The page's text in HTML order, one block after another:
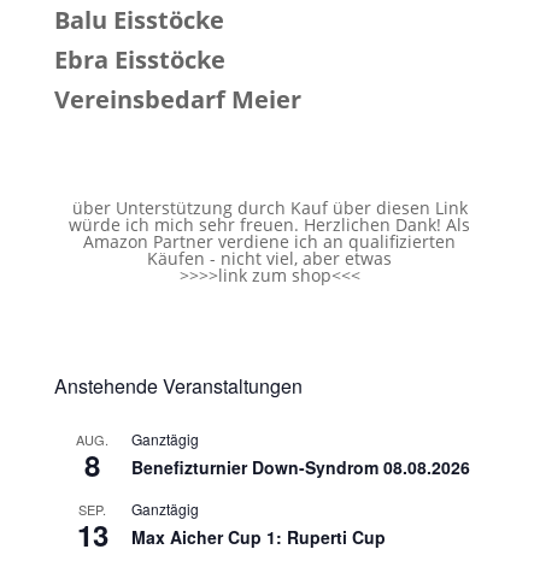
Balu Eisstöcke
Ebra Eisstöcke
Vereinsbedarf Meier
über Unterstützung durch Kauf über diesen Link
würde ich mich sehr freuen. Herzlichen Dank! Als
Amazon Partner verdiene ich an qualifizierten
Käufen - nicht viel, aber etwas
>>>>link zum shop<<<
Anstehende Veranstaltungen
AUG.
8
Ganztägig
Benefizturnier Down-Syndrom 08.08.2026
SEP.
13
Ganztägig
Max Aicher Cup 1: Ruperti Cup